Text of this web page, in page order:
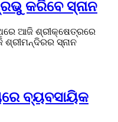
କରିବେ ସ୍ନାନ
ଆଜି ଶ୍ରୀକ୍ଷେତ୍ରରେ
ସ୍ନାନ
ବ୍ୟବସାୟିକ